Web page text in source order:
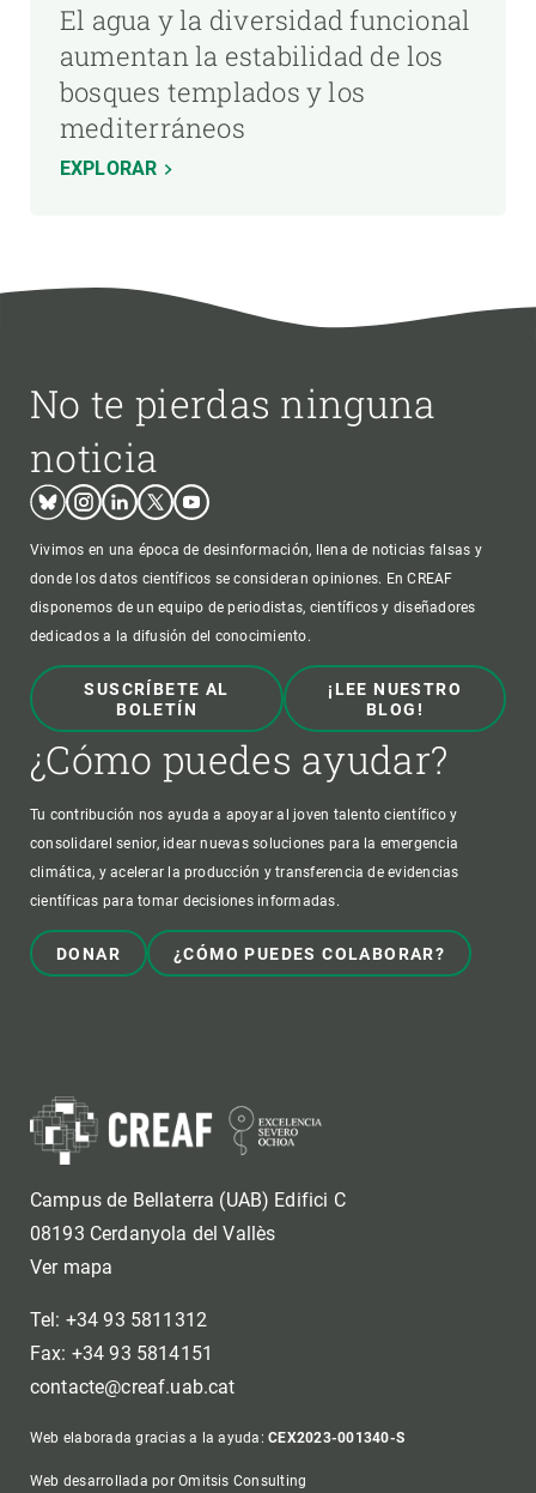
El agua y la diversidad funcional
aumentan la estabilidad de los
bosques templados y los
mediterráneos
EXPLORAR
No te pierdas ninguna
noticia
BlueskyInstagram
LinkedinTwitterYoutube
Vivimos en una época de desinformación, llena de noticias falsas y
donde los datos científicos se consideran opiniones. En CREAF
disponemos de un equipo de periodistas, científicos y diseñadores
dedicados a la difusión del conocimiento.
SUSCRÍBETE AL
BOLETÍN
¡LEE NUESTRO
BLOG!
¿Cómo puedes ayudar?
Tu contribución nos ayuda a apoyar al joven talento científico y
consolidarel senior, idear nuevas soluciones para la emergencia
climática, y acelerar la producción y transferencia de evidencias
científicas para tomar decisiones informadas.
DONAR ¿CÓMO PUEDES COLABORAR?
Campus de Bellaterra (UAB) Edifici C
08193 Cerdanyola del Vallès
Ver mapa
Tel: +34 93 5811312
Fax: +34 93 5814151
contacte@creaf.uab.cat
Web elaborada gracias a la ayuda:CEX2023-001340-S
Web desarrollada por Omitsis Consulting